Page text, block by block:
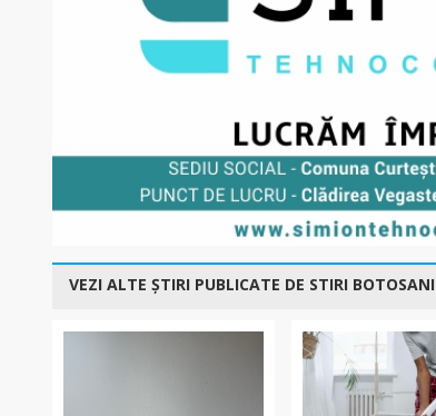
VEZI ALTE ȘTIRI PUBLICATE DE STIRI BOTOSANI